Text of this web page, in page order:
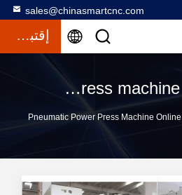
sales@chinasmartcnc.com
إقتباس
Keywords [ pneumatic power press machine ] Match 37 المنتجات
Pneumatic Power Press Machine Online